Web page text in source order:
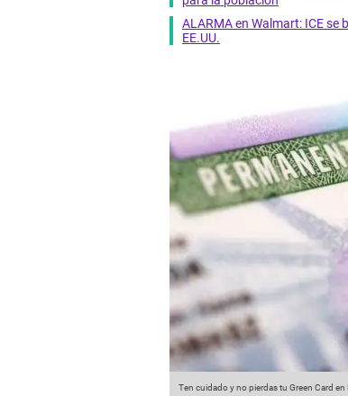
ALARMA en Walmart: ICE se
EE.UU.
Ten cuidado y no pierdas tu Green Card en